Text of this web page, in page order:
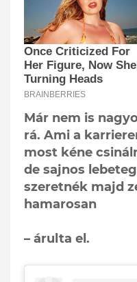
Már nem is
rá. Ami a
most kéne
de sajnos
szeretnék majd
hamarosan
– árulta el.